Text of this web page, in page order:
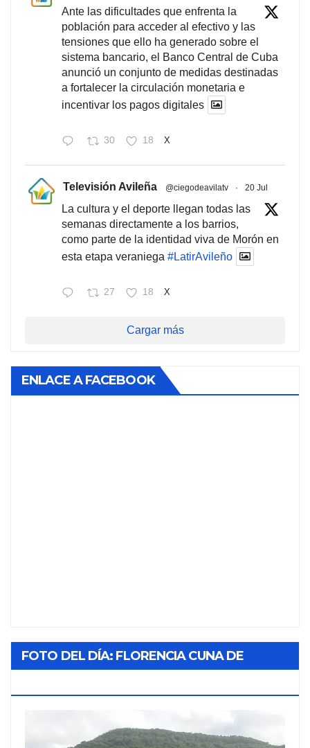
Ante las dificultades que enfrenta la
población para acceder al efectivo y las
tensiones que ello ha generado sobre el
sistema bancario, el Banco Central de Cuba
anunció un conjunto de medidas destinadas
a fortalecer la circulación monetaria e
incentivar los pagos digitales
30 18 X
Televisión Avileña @ciegodeavilatv · 20 Jul
La cultura y el deporte llegan todas las
semanas directamente a los barrios,
como parte de la identidad viva de Morón en
esta etapa veraniega #LatirAvileño
27 18 X
Cargar más
ENLACE A FACEBOOK
FOTO DEL DÍA: FLORENCIA CUNA DE